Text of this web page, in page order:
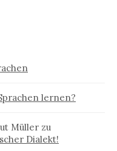
lernen?
Müller zu
Dialekt!